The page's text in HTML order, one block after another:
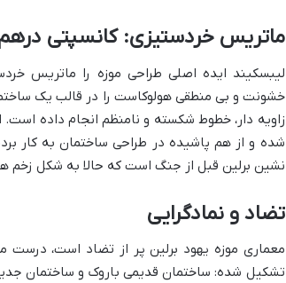
ماتریس خردستیزی: کانسپتی
لیبسکیند ایده اصلی طراحی موزه را ماتریس
خشونت و بی منطقی هولوکاست را در قالب یک
زاویه دار، خطوط شکسته و نامنظم انجام داده است.
شده و از هم پاشیده در طراحی ساختمان به کار
نشین برلین قبل از جنگ است که حالا به شکل زخم
تضاد و نمادگرایی
معماری موزه یهود برلین پر از تضاد است،
تشکیل شده: ساختمان قدیمی باروک و ساختمان